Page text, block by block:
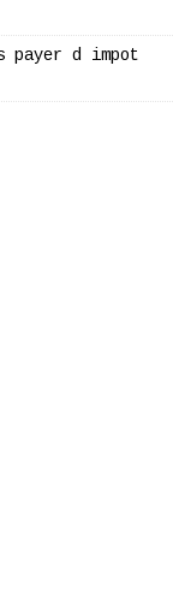
payer d impot